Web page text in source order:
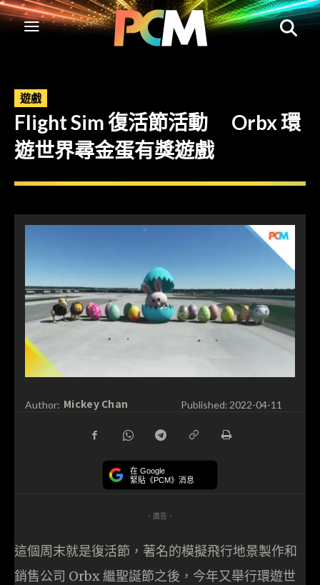
遊戲
Flight Sim 復活節活動 Orbx 環
遊世界尋金蛋有獎遊戲
Author: Mickey Chan Published: 2022-04-11
在 Google
緊貼《PCM》消息
- 廣告 -
這個周末就是復活節，著名的模擬飛行地景製作和
銷售公司 Orbx 繼聖誕節之後，今年又舉行環遊世